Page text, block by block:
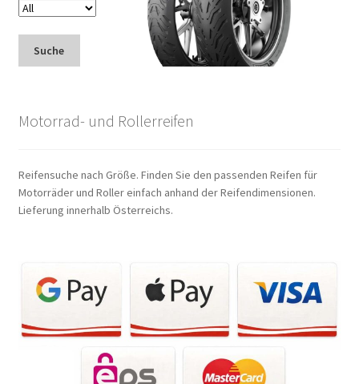
Suche
Motorrad- und Rollerreifen
Reifensuche nach Größe. Finden Sie den passenden Reifen für
Motorräder und Roller einfach anhand der Reifendimensionen.
Lieferung innerhalb Österreichs.